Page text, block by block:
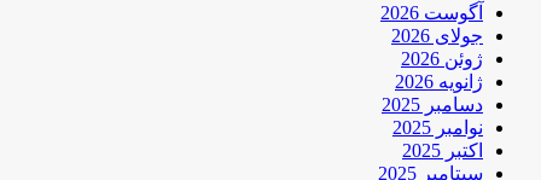
آگوست 2026
جولای 2026
ژوئن 2026
ژانویه 2026
دسامبر 2025
نوامبر 2025
اکتبر 2025
سپتامبر 2025